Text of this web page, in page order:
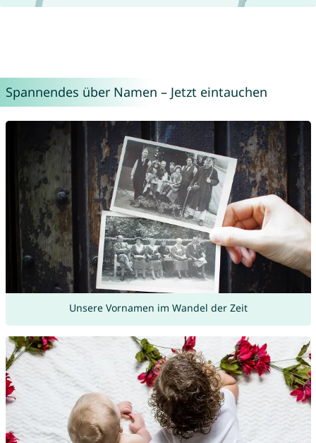
Spannendes über Namen – Jetzt eintauchen
Unsere Vornamen im Wandel der Zeit